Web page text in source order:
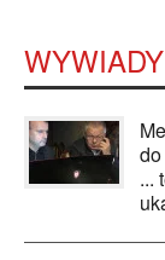
WYWIADY
...